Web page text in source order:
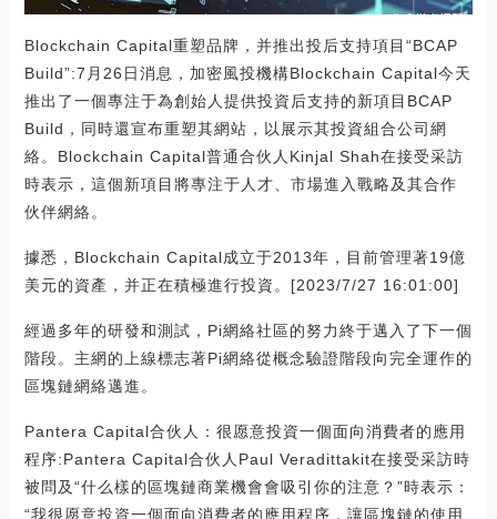
Blockchain Capital重塑品牌，并推出投后支持項目“BCAP
Build”:7月26日消息，加密風投機構Blockchain Capital今天
推出了一個專注于為創始人提供投資后支持的新項目BCAP
Build，同時還宣布重塑其網站，以展示其投資組合公司網
絡。Blockchain Capital普通合伙人Kinjal Shah在接受采訪
時表示，這個新項目將專注于人才、市場進入戰略及其合作
伙伴網絡。
據悉，Blockchain Capital成立于2013年，目前管理著19億
美元的資產，并正在積極進行投資。[2023/7/27 16:01:00]
經過多年的研發和測試，Pi網絡社區的努力終于邁入了下一個
階段。主網的上線標志著Pi網絡從概念驗證階段向完全運作的
區塊鏈網絡邁進。
Pantera Capital合伙人：很愿意投資一個面向消費者的應用
程序:Pantera Capital合伙人Paul Veradittakit在接受采訪時
被問及“什么樣的區塊鏈商業機會會吸引你的注意？”時表示：
“我很愿意投資一個面向消費者的應用程序，讓區塊鏈的使用